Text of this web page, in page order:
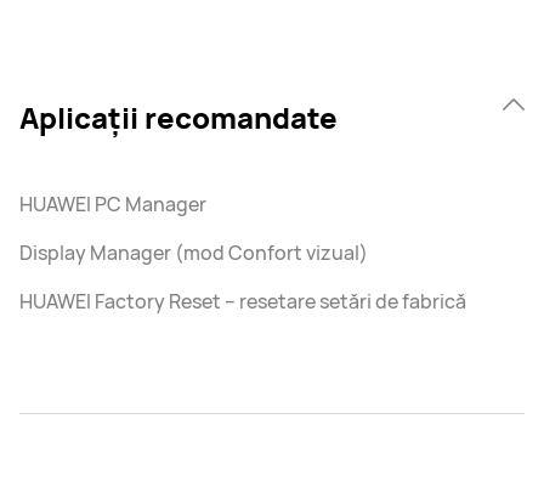
Aplicații recomandate
HUAWEI PC Manager
Display Manager (mod Confort vizual)
HUAWEI Factory Reset – resetare setări de fabrică